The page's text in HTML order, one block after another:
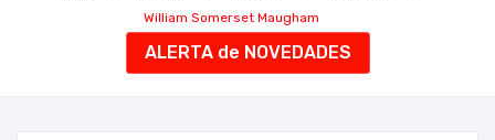
William Somerset Maugham
ALERTA de NOVEDADES